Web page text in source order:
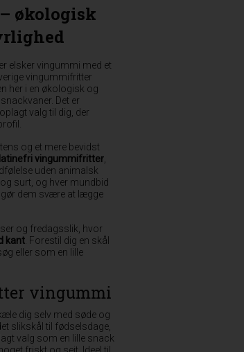
økologisk
elsker vingummi med et
vingummifritter
her i en økologisk og
Det er
valg til dig, der
og et mere bevidst
vingummifritter,
uden animalsk
surt, og hver mundbid
gør dem svære at lægge
og fredagsslik, hvor
kant. Forestil dig en skål
eller som en lille
vingummi
dig selv med søde og
slikskål til fødselsdage,
valg som en lille snack